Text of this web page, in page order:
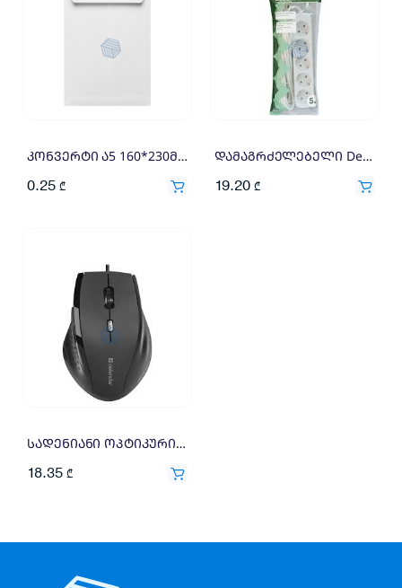
კონვერტი ა5 160*230მმ 110გრ
0.25 ₾
დამაგრძელებელი Defender E550 99231
19.20 ₾
სადენიანი ოპტიკური მაუსი Defender Accura MM-362 6D, 1600 DPI 52362
18.35 ₾